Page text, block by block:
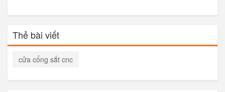
Thẻ bài viết
cửa cổng sắt cnc